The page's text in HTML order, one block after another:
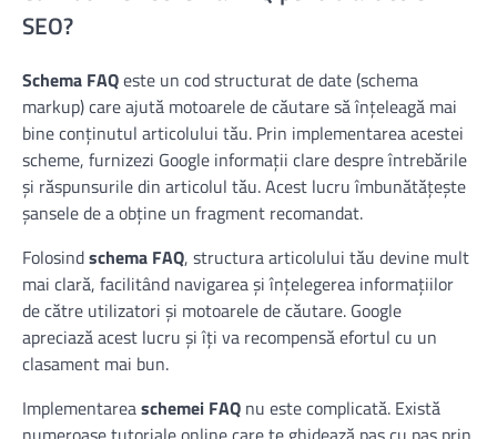
SEO?
Schema FAQeste un cod structurat de date (schema
markup) care ajută motoarele de căutare să înțeleagă mai
bine conținutul articolului tău. Prin implementarea acestei
scheme, furnizezi Google informații clare despre întrebările
și răspunsurile din articolul tău. Acest lucru îmbunătățește
șansele de a obține un fragment recomandat.
Folosindschema FAQ, structura articolului tău devine mult
mai clară, facilitând navigarea și înțelegerea informațiilor
de către utilizatori și motoarele de căutare. Google
apreciază acest lucru și îți va recompensă efortul cu un
clasament mai bun.
Implementareaschemei FAQ nu este complicată. Există